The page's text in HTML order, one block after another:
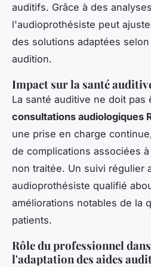
auditifs. Grâce à des
l'audioprothésiste peut
des solutions adaptées
audition.
Impact sur la santé
La santé auditive ne doit pas
consultations audiologiques
une prise en charge
de complications associées
non traitée. Un suivi régulier
audioprothésiste qualifié
améliorations notables de la
patients.
Rôle du professionnel
l'adaptation des aides